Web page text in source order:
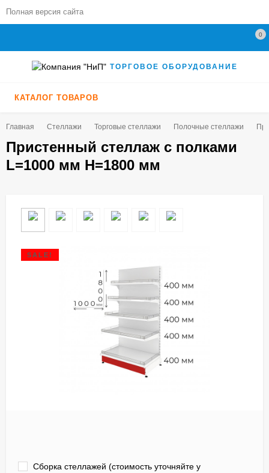
Полная версия сайта
0
ТОРГОВОЕ ОБОРУДОВАНИЕ
КАТАЛОГ ТОВАРОВ
Главная Стеллажи Торговые стеллажи Полочные стеллажи
Пристенный стеллаж с полками
L=1000 мм H=1800 мм
SALE!
Сборка стеллажей (стоимость уточняйте у